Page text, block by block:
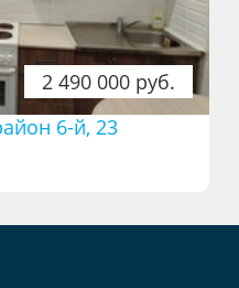
2 490 000 руб.
6-й, 23